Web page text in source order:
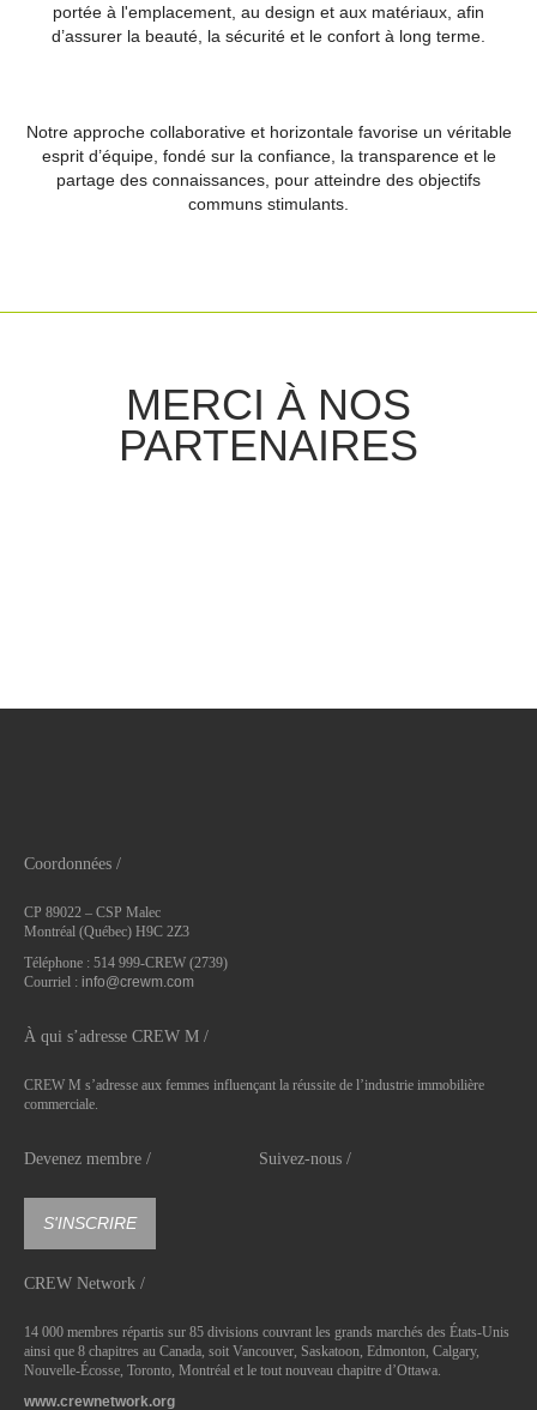
portée à l'emplacement, au design et aux matériaux, afin
d’assurer la beauté, la sécurité et le confort à long terme.
Notre approche collaborative et horizontale favorise un véritable
esprit d’équipe, fondé sur la confiance, la transparence et le
partage des connaissances, pour atteindre des objectifs
communs stimulants.
MERCI À NOS
PARTENAIRES
Coordonnées /
CP 89022 – CSP Malec
Montréal (Québec) H9C 2Z3
Téléphone : 514 999-CREW (2739)
Courriel : info@crewm.com
À qui s’adresse CREW M /
CREW M s’adresse aux femmes influençant la réussite de l’industrie immobilière
commerciale.
Devenez membre /
S'INSCRIRE
Suivez-nous /
CREW Network /
14 000 membres répartis sur 85 divisions couvrant les grands marchés des États-Unis
ainsi que 8 chapitres au Canada, soit Vancouver, Saskatoon, Edmonton, Calgary,
Nouvelle-Écosse, Toronto, Montréal et le tout nouveau chapitre d’Ottawa.
www.crewnetwork.org